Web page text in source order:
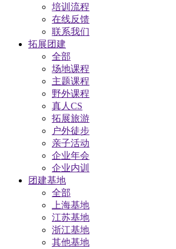
培训流程
在线反馈
联系我们
拓展团建
全部
场地课程
主题课程
野外课程
真人CS
拓展旅游
户外徒步
亲子活动
企业年会
企业内训
团建基地
全部
上海基地
江苏基地
浙江基地
其他基地